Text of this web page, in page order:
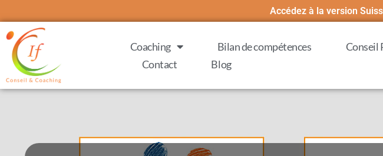
Accédez à la version
Coaching Bilan de compétences Conseil
Contact
Blog